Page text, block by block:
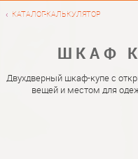
КАТАЛОГ-КАЛЬКУЛЯТОР
ШКАФ
Двухдверный шкаф-купе с
вещей и местом для
НАСТЕННАЯ
ФОТО ШКАФОВ
МАТЕРИАЛЫ
ФУРНИТУРА
О НАС